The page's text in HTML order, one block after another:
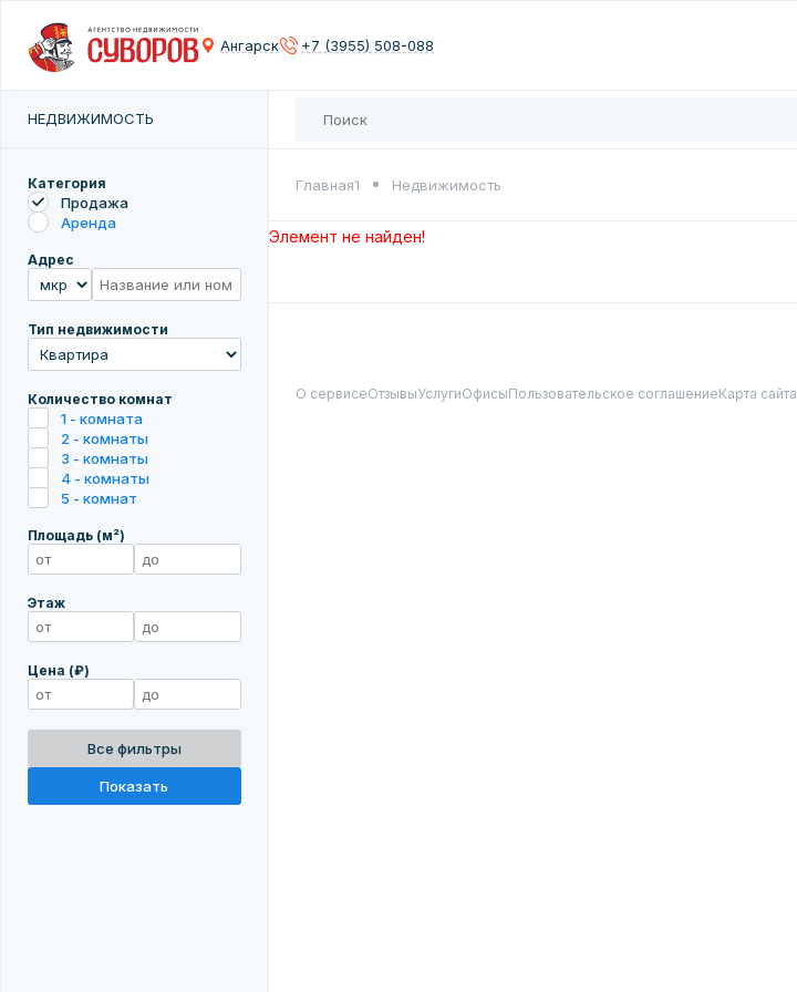
Ангарск +7 (3955) 508-088
НЕДВИЖИМОСТЬ
Категория
Продажа
Аренда
Адрес
Тип недвижимости
Количество комнат
1 - комната
2 - комнаты
3 - комнаты
4 - комнаты
5 - комнат
Площадь (м²)
Этаж
Цена (₽)
Все фильтры
Показать
Главная1 Недвижимость
Элемент не найден!
О сервисеОтзывыУслугиОфисыПользовательское соглашениеКарта сайта